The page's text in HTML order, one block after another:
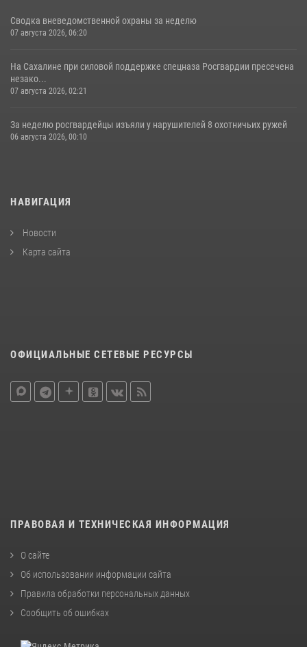
Сводка вневедомственной охраны за неделю
07 августа 2026, 06:20
На Сахалине при силовой поддержке спецназа Росгвардии пресечена
незако...
07 августа 2026, 02:21
За неделю росгвардейцы изъяли у нарушителей 8 охотничьих ружей
06 августа 2026, 00:10
НАВИГАЦИЯ
Новости
Карта сайта
ОФИЦИАЛЬНЫЕ СЕТЕВЫЕ РЕСУРСЫ
ПРАВОВАЯ И ТЕХНИЧЕСКАЯ ИНФОРМАЦИЯ
О сайте
Об использовании информации сайта
Правила обработки персональных данных
Сообщить об ошибках